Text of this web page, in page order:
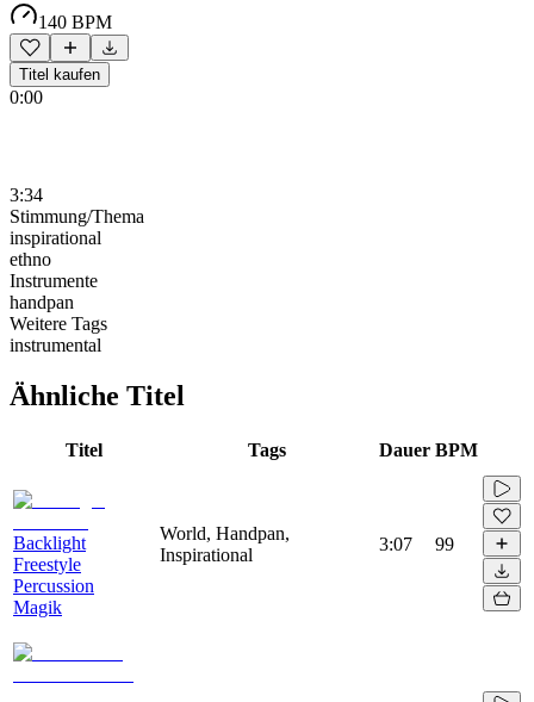
140 BPM
Titel kaufen
0:00
3:34
Stimmung/Thema
inspirational
ethno
Instrumente
handpan
Weitere Tags
instrumental
Ähnliche Titel
Titel Tags Dauer BPM
Backlight
Freestyle
Percussion
Magik
World, Handpan,
Inspirational
3:07 99